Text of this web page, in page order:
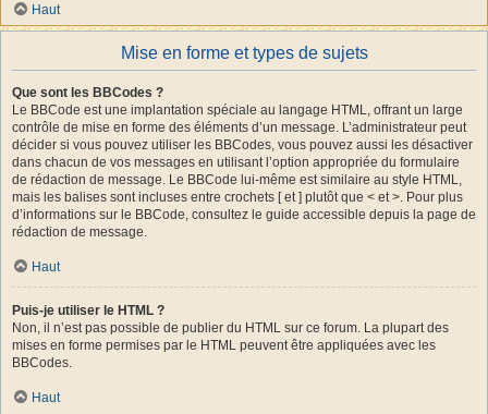
Haut
Mise en forme et types de sujets
Que sont les BBCodes ?
Le BBCode est une implantation spéciale au langage HTML, offrant un large
contrôle de mise en forme des éléments d’un message. L’administrateur peut
décider si vous pouvez utiliser les BBCodes, vous pouvez aussi les désactiver
dans chacun de vos messages en utilisant l’option appropriée du formulaire
de rédaction de message. Le BBCode lui-même est similaire au style HTML,
mais les balises sont incluses entre crochets [ et ] plutôt que < et >. Pour plus
d’informations sur le BBCode, consultez le guide accessible depuis la page de
rédaction de message.
Haut
Puis-je utiliser le HTML ?
Non, il n’est pas possible de publier du HTML sur ce forum. La plupart des
mises en forme permises par le HTML peuvent être appliquées avec les
BBCodes.
Haut